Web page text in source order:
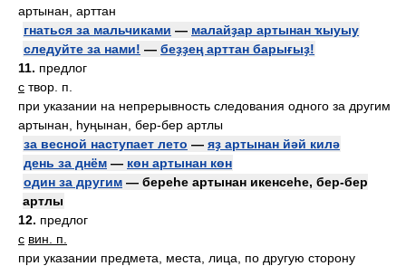
артынан, арттан
гнаться за мальчиками — малайҙар артынан ҡыуыу
следуйте за нами! — беҙҙең арттан барығыҙ!
11. предлог
с твор. п.
при указании на непрерывность следования одного за другим
артынан, һуңынан, бер-бер артлы
за весной наступает лето — яҙ артынан йәй килә
день за днём — көн артынан көн
один за другим — береһе артынан икенсеһе, бер-бер
артлы
12. предлог
с вин. п.
при указании предмета, места, лица, по другую сторону